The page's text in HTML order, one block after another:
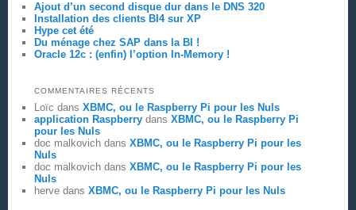
Ajout d’un second disque dur dans le DNS 320
Installation des clients BI4 sur XP
Hype cet été
Du ménage chez SAP dans la BI !
Oracle 12c : (enfin) l’option In-Memory !
COMMENTAIRES RÉCENTS
Loïc dans XBMC, ou le Raspberry Pi pour les Nuls
application Raspberrydans XBMC, ou le Raspberry Pi
pour les Nuls
doc malkovichdans XBMC, ou le Raspberry Pi pour les
Nuls
doc malkovichdans XBMC, ou le Raspberry Pi pour les
Nuls
hervedans XBMC, ou le Raspberry Pi pour les Nuls